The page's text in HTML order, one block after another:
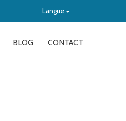
Langue
BLOG CONTACT